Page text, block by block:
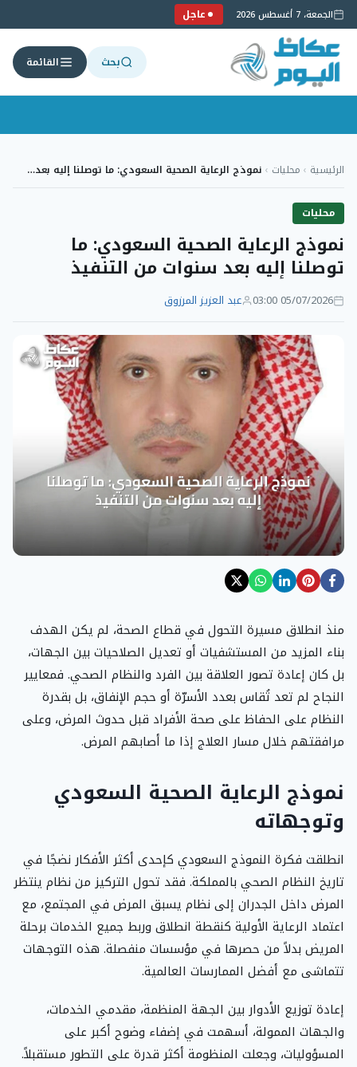
الجمعة، 7 أغسطس 2026 عاجل
بحث القائمة
إلىالرئيسية › محليات › نموذج الرعاية الصحية السعودي: ما توصلنا إليه بعد…
محليات
نموذج الرعاية الصحية السعودي: ما
توصلنا إليه بعد سنوات من التنفيذ
05/07/2026 03:00 عبد العزيز المرزوق
منذ انطلاق مسيرة التحول في قطاع الصحة، لم يكن الهدف
بناء المزيد من المستشفيات أو تعديل الصلاحيات بين الجهات،
بل كان إعادة تصور العلاقة بين الفرد والنظام الصحي. فمعايير
النجاح لم تعد تُقاس بعدد الأسرّة أو حجم الإنفاق، بل بقدرة
النظام على الحفاظ على صحة الأفراد قبل حدوث المرض، وعلى
مرافقتهم خلال مسار العلاج إذا ما أصابهم المرض.
نموذج الرعاية الصحية السعودي
وتوجهاته
انطلقت فكرة النموذج السعودي كإحدى أكثر الأفكار نضجًا في
تاريخ النظام الصحي بالمملكة. فقد تحول التركيز من نظام ينتظر
المرض داخل الجدران إلى نظام يسبق المرض في المجتمع، مع
اعتماد الرعاية الأولية كنقطة انطلاق وربط جميع الخدمات برحلة
المريض بدلاً من حصرها في مؤسسات منفصلة. هذه التوجهات
تتماشى مع أفضل الممارسات العالمية.
إعادة توزيع الأدوار بين الجهة المنظمة، مقدمي الخدمات،
والجهات الممولة، أسهمت في إضفاء وضوح أكبر على
المسؤوليات، وجعلت المنظومة أكثر قدرة على التطور مستقبلاً.